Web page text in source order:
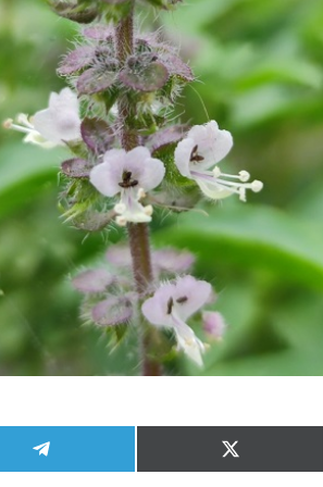
Share
on
Share
on